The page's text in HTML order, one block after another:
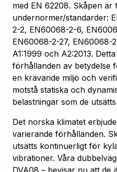
med EN 62208. Skåpen är
undernormer/standarder:
2-2, EN60068-2-6,
EN60068-2-27, EN60068-
A1:1999 och A2:2013.
förhållanden av betydelse
en krävande miljö och
motstå statiska och
belastningar som de
Det norska klimatet
varierande förhållanden.
utsätts kontinuerligt för
vibrationer. Våra